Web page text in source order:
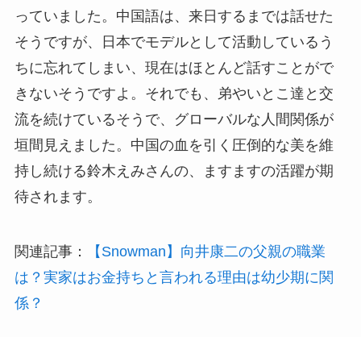
っていました。中国語は、来日するまでは話せた
そうですが、日本でモデルとして活動しているう
ちに忘れてしまい、現在はほとんど話すことがで
きないそうですよ。それでも、弟やいとこ達と交
流を続けているそうで、グローバルな人間関係が
垣間見えました。中国の血を引く圧倒的な美を維
持し続ける鈴木えみさんの、ますますの活躍が期
待されます。
関連記事：
【Snowman】向井康二の父親の職業
は？実家はお金持ちと言われる理由は幼少期に関
係？